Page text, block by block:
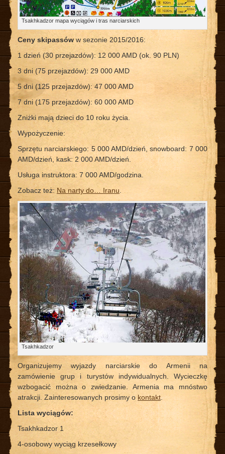
Tsakhkadzor mapa wyciągów i tras narciarskich
Ceny skipassóww sezonie 2015/2016:
1 dzień (30 przejazdów): 12 000 AMD (ok. 90 PLN)
3 dni (75 przejazdów): 29 000 AMD
5 dni (125 przejazdów): 47 000 AMD
7 dni (175 przejazdów): 60 000 AMD
Zniżki mają dzieci do 10 roku życia.
Wypożyczenie:
Sprzętu narciarskiego: 5 000 AMD/dzień, snowboard: 7 000
AMD/dzień, kask: 2 000 AMD/dzień.
Usługa instruktora: 7 000 AMD/godzina.
Zobacz też: Na narty do… Iranu
Tsakhkadzor
Organizujemy wyjazdy narciarskie do Armenii na
zamówienie grup i turystów indywidualnych. Wycieczkę
wzbogacić można o zwiedzanie. Armenia ma mnóstwo
atrakcji. Zainteresowanych prosimy o kontakt.
Lista wyciągów:
Tsakhkadzor 1
4-osobowy wyciąg krzesełkowy